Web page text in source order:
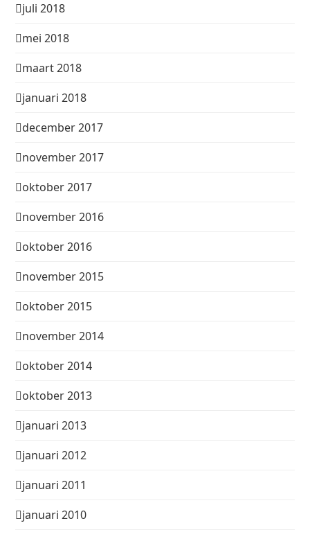
juli 2018
mei 2018
maart 2018
januari 2018
december 2017
november 2017
oktober 2017
november 2016
oktober 2016
november 2015
oktober 2015
november 2014
oktober 2014
oktober 2013
januari 2013
januari 2012
januari 2011
januari 2010